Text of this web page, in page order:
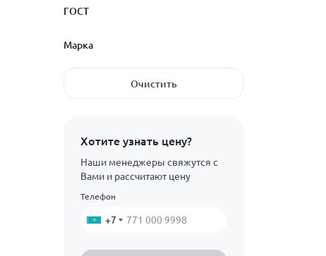
1200
1600
2000
2200
2400
ГОСТ
Марка
20Ч13
25ГЛ
Очистить
Хотите узнать цену?
Наши менеджеры свяжутся с
Вами и рассчитают цену
Телефон
+7